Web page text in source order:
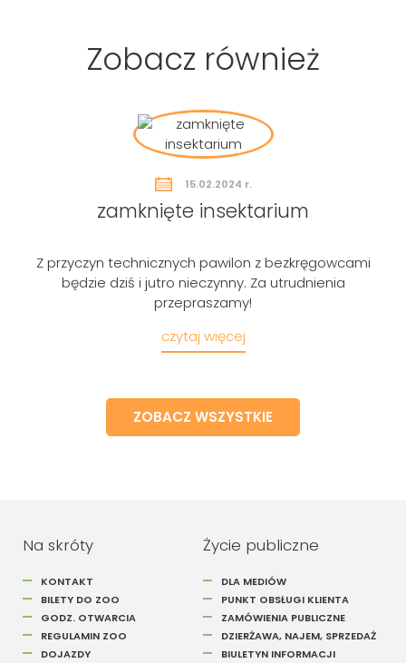
Zobacz również
15.02.2024 r.
zamknięte insektarium
Z przyczyn technicznych pawilon z bezkręgowcami
będzie dziś i jutro nieczynny. Za utrudnienia
przepraszamy!
czytaj więcej
ZOBACZ WSZYSTKIE
Na skróty
KONTAKT
BILETY DO ZOO
GODZ. OTWARCIA
REGULAMIN ZOO
DOJAZDY
Życie publiczne
DLA MEDIÓW
PUNKT OBSŁUGI KLIENTA
ZAMÓWIENIA PUBLICZNE
DZIERŻAWA, NAJEM, SPRZEDAŻ
BIULETYN INFORMACJI